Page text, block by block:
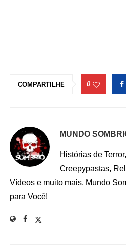
COMPARTILHE 0
MUNDO
Histórias de
Creepypastas,
Vídeos e muito mais. Mundo
para Você!